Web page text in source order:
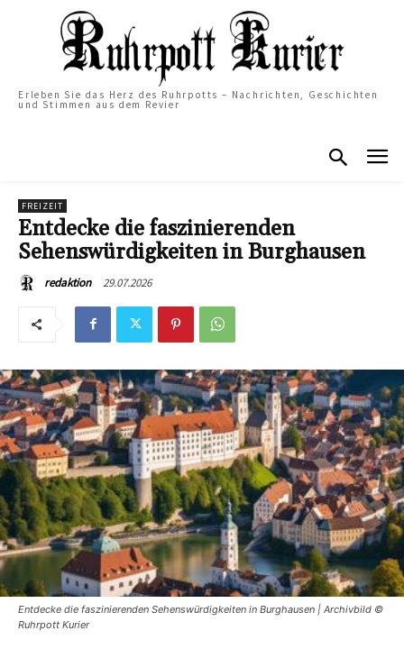
Erleben Sie das Herz des Ruhrpotts – Nachrichten, Geschichten
und Stimmen aus dem Revier
FREIZEIT
Entdecke die faszinierenden
Sehenswürdigkeiten in Burghausen
redaktion 29.07.2026
Entdecke die faszinierenden Sehenswürdigkeiten in Burghausen | Archivbild ©
Ruhrpott Kurier